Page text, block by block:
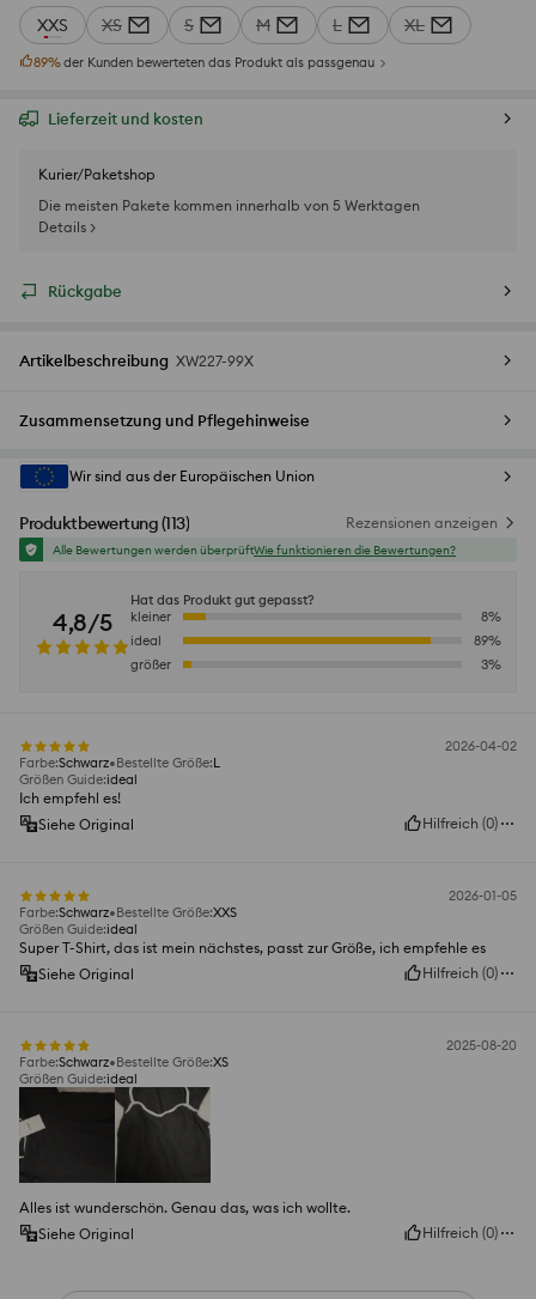
XXS XS S M L XL
89%der Kunden bewerteten das Produkt als passgenau
Lieferzeit und kosten
Kurier/Paketshop
Die meisten Pakete kommen innerhalb von 5 Werktagen
Details >
Rückgabe
Artikelbeschreibung XW227-99X
Zusammensetzung und Pflegehinweise
Wir sind aus der Europäischen Union
Produktbewertung(113) Rezensionen anzeigen
Alle Bewertungen werden überprüftWie funktionieren die Bewertungen?
4,8/5
Hat das Produkt gut gepasst?
kleiner
8%
ideal
89%
größer
3%
2026-04-02
Farbe:Schwarz Bestellte Größe:L
Größen Guide:ideal
Ich empfehl es!
Siehe Original
Hilfreich (0)
2026-01-05
Farbe:Schwarz Bestellte Größe:XXS
Größen Guide:ideal
Super T-Shirt, das ist mein nächstes, passt zur Größe, ich empfehle es
Siehe Original
Hilfreich (0)
2025-08-20
Farbe:Schwarz Bestellte Größe:XS
Größen Guide:ideal
Alles ist wunderschön. Genau das, was ich wollte.
Siehe Original
Hilfreich (0)